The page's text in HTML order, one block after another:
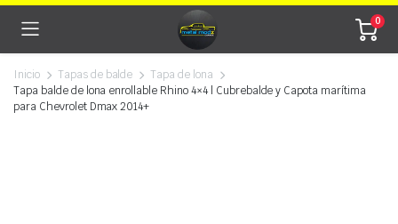
0
Inicio Tapas de balde
Tapa de lona
Tapa balde de lona enrollable Rhino 4×4 | Cubrebalde y Capota marítima
para Chevrolet Dmax 2014+